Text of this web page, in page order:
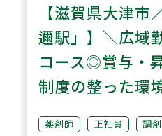
ットワーク』が
り、今後も安心
けます。
3
【特別休暇がたく
【滋賀県大津市
邇駅」】＼広域
コース◎賞与・
制度の整った環
薬剤師 正社員 調